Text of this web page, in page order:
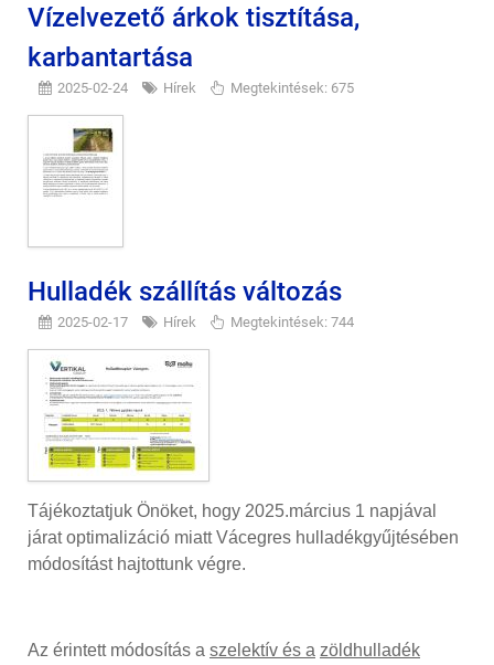
Vízelvezető árkok tisztítása,
karbantartása
2025-02-24 Hírek Megtekintések: 675
Hulladék szállítás változás
2025-02-17 Hírek Megtekintések: 744
Tájékoztatjuk Önöket, hogy 2025.március 1 napjával
járat optimalizáció miatt Vácegres hulladékgyűjtésében
módosítást hajtottunk végre.
Az érintett módosítás a szelektív és a zöldhulladék